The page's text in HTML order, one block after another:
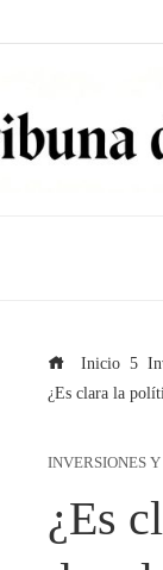
Inicio
¿Es clara la
INVERSIONES
¿Es